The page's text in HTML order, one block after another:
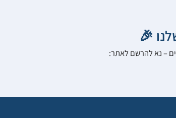
🎉
– נא להרשם לאתר: